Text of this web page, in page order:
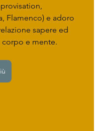
Flamenco) e adoro
sapere ed
corpo e mente.